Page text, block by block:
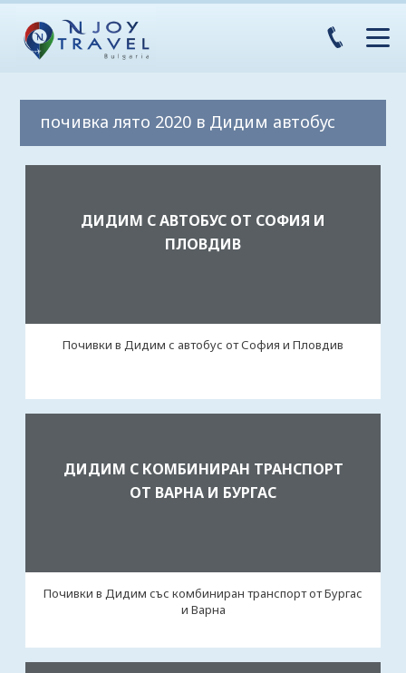
почивка лято 2020 в Дидим автобус
ДИДИМ С АВТОБУС ОТ СОФИЯ И
ПЛОВДИВ
Почивки в Дидим с автобус от София и Пловдив
ДИДИМ С КОМБИНИРАН ТРАНСПОРТ
ОТ ВАРНА И БУРГАС
Почивки в Дидим със комбиниран транспорт от Бургас
и Варна